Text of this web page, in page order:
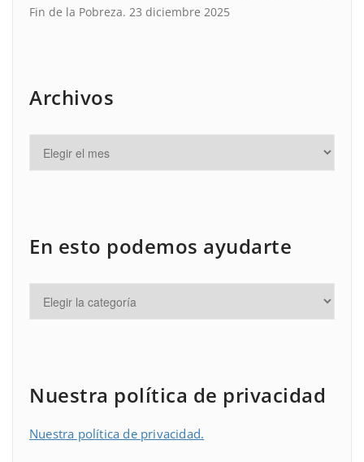
Fin de la Pobreza. 23 diciembre 2025
Archivos
En esto podemos ayudarte
Nuestra política de privacidad
Nuestra política de privacidad.